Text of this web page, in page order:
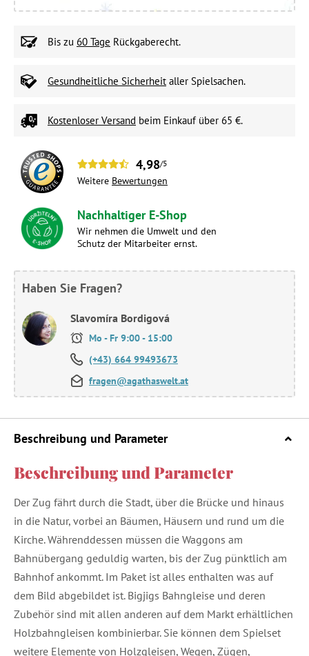
Bis zu 60 Tage Rückgaberecht.
Gesundheitliche Sicherheit aller Spielsachen.
Kostenloser Versand beim Einkauf über 65 €.
4,98/5
Weitere Bewertungen
Nachhaltiger E-Shop
Wir nehmen die Umwelt und den
Schutz der Mitarbeiter ernst.
Haben Sie Fragen?
Slavomíra Bordigová
Mo - Fr 9:00 - 15:00
(+43) 664 99493673
fragen@agathaswelt.at
Beschreibung und Parameter
Beschreibung und Parameter
Der Zug fährt durch die Stadt, über die Brücke und hinaus
in die Natur, vorbei an Bäumen, Häusern und rund um die
Kirche. Währenddessen müssen die Waggons am
Bahnübergang geduldig warten, bis der Zug pünktlich am
Bahnhof ankommt. Im Paket ist alles enthalten was auf
dem Bild abgebildet ist. Bigjigs Bahngleise und deren
Zubehör sind mit allen anderen auf dem Markt erhältlichen
Holzbahngleisen kombinierbar. Sie können dem Spielset
weitere Elemente von Holzgleisen, Wegen, Zügen,